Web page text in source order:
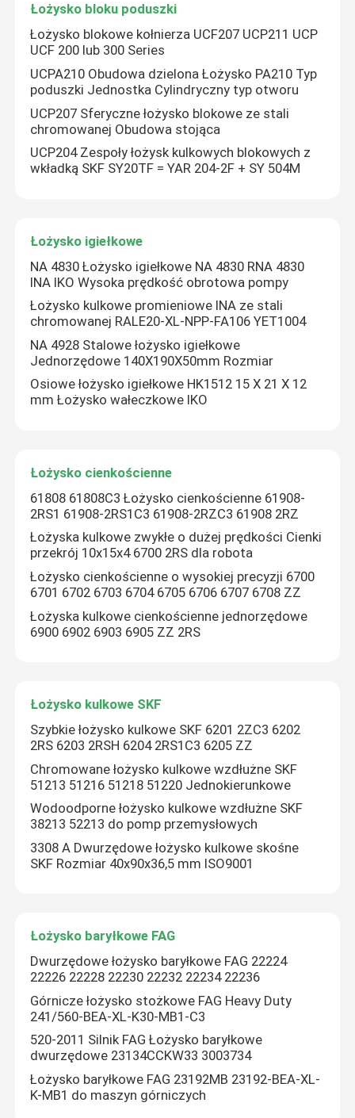
Dom
Produkty
O nas
Kontrola jakości
Skontaktuj się z nami
Łożysko stożkowe
Łożysko baryłkowe
Łożysko walcowe
Łożysko kulkowe zwykłe
Łożysko bloku poduszki
Łożysko igiełkowe
Łożysko cienkościenne
Łożysko kulkowe SKF
Łożysko bloku poduszki
Łożysko blokowe kołnierza UCF207 UCP211 UCP
UCF 200 lub 300 Series
UCPA210 Obudowa dzielona Łożysko PA210 Typ
poduszki Jednostka Cylindryczny typ otworu
UCP207 Sferyczne łożysko blokowe ze stali
chromowanej Obudowa stojąca
UCP204 Zespoły łożysk kulkowych blokowych z
wkładką SKF SY20TF = YAR 204-2F + SY 504M
Łożysko igiełkowe
NA 4830 Łożysko igiełkowe NA 4830 RNA 4830
INA IKO Wysoka prędkość obrotowa pompy
Łożysko kulkowe promieniowe INA ze stali
chromowanej RALE20-XL-NPP-FA106 YET1004
NA 4928 Stalowe łożysko igiełkowe
Jednorzędowe 140X190X50mm Rozmiar
Osiowe łożysko igiełkowe HK1512 15 X 21 X 12
mm Łożysko wałeczkowe IKO
Łożysko cienkościenne
61808 61808C3 Łożysko cienkościenne 61908-
2RS1 61908-2RS1C3 61908-2RZC3 61908 2RZ
Łożyska kulkowe zwykłe o dużej prędkości Cienki
przekrój 10x15x4 6700 2RS dla robota
Łożysko cienkościenne o wysokiej precyzji 6700
6701 6702 6703 6704 6705 6706 6707 6708 ZZ
Łożyska kulkowe cienkościenne jednorzędowe
6900 6902 6903 6905 ZZ 2RS
Łożysko kulkowe SKF
Szybkie łożysko kulkowe SKF 6201 2ZC3 6202
2RS 6203 2RSH 6204 2RS1C3 6205 ZZ
Chromowane łożysko kulkowe wzdłużne SKF
51213 51216 51218 51220 Jednokierunkowe
Wodoodporne łożysko kulkowe wzdłużne SKF
38213 52213 do pomp przemysłowych
3308 A Dwurzędowe łożysko kulkowe skośne
SKF Rozmiar 40x90x36,5 mm ISO9001
Łożysko baryłkowe FAG
Dwurzędowe łożysko baryłkowe FAG 22224
22226 22228 22230 22232 22234 22236
Górnicze łożysko stożkowe FAG Heavy Duty
241/560-BEA-XL-K30-MB1-C3
520-2011 Silnik FAG Łożysko baryłkowe
dwurzędowe 23134CCKW33 3003734
Łożysko baryłkowe FAG 23192MB 23192-BEA-XL-
K-MB1 do maszyn górniczych